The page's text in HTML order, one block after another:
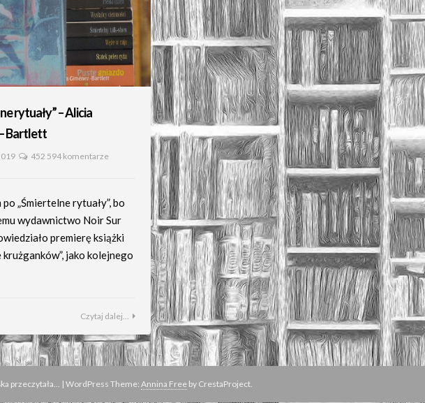
rytuały” – Alicia
Bartlett
452 594 komentarze
po „Śmiertelne rytuały”, bo
wydawnictwo Noir Sur
premierę książki
krużganków”, jako kolejnego
Czytaj dalej...
przeczytała... | WordPress Theme: Annina Freeby CrestaProject.